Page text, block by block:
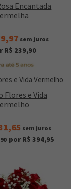
Encantada
sem juros
R$ 239,90
Flores e Vida
sem juros
por R$ 394,95